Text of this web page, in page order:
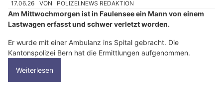
17.06.26 VON POLIZEI.NEWS REDAKTION
Am Mittwochmorgen ist in Faulensee ein Mann von einem
Lastwagen erfasst und schwer verletzt worden.
Er wurde mit einer Ambulanz ins Spital gebracht. Die
Kantonspolizei Bern hat die Ermittlungen aufgenommen.
Weiterlesen